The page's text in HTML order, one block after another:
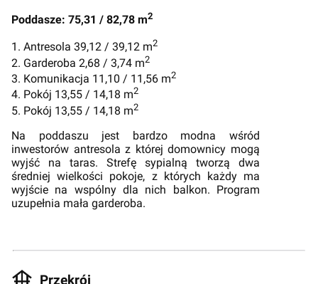
Poddasze: 75,31 / 82,78 m2
1. Antresola 39,12 / 39,12 m2
2. Garderoba 2,68 / 3,74 m2
3. Komunikacja 11,10 / 11,56 m2
4. Pokój 13,55 / 14,18 m2
5. Pokój 13,55 / 14,18 m2
Na poddaszu jest bardzo modna wśród
inwestorów antresola z której domownicy mogą
wyjść na taras. Strefę sypialną tworzą dwa
średniej wielkości pokoje, z których każdy ma
wyjście na wspólny dla nich balkon. Program
uzupełnia mała garderoba.
Przekrój